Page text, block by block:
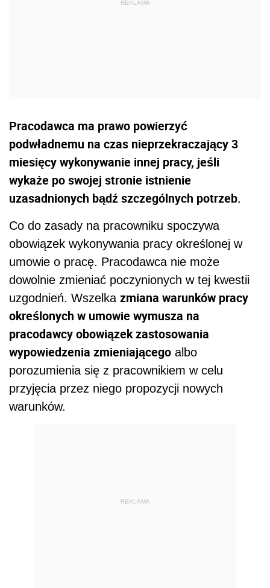
Pracodawca ma prawo powierzyć
podwładnemu na czas nieprzekraczający 3
miesięcy wykonywanie innej pracy, jeśli
wykaże po swojej stronie istnienie
uzasadnionych bądź szczególnych potrzeb.
Co do zasady na pracowniku spoczywa
obowiązek wykonywania pracy określonej w
umowie o pracę. Pracodawca nie może
dowolnie zmieniać poczynionych w tej kwestii
uzgodnień. Wszelka zmiana warunków pracy
określonych w umowie wymusza na
pracodawcy obowiązek zastosowania
wypowiedzenia zmieniającego albo
porozumienia się z pracownikiem w celu
przyjęcia przez niego propozycji nowych
warunków.
REKLAMA